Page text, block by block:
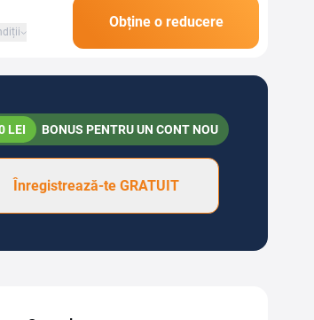
Obține o reducere
LEI BONUS PENTRU UN CONT NOU
Înregistrează-te GRATUIT